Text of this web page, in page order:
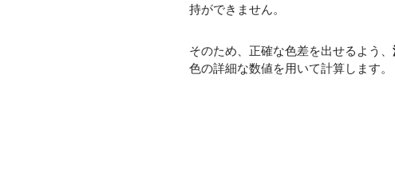
持ができません。
そのため、正確な色差を出せるよう、
色の詳細な数値を用いて計算します。